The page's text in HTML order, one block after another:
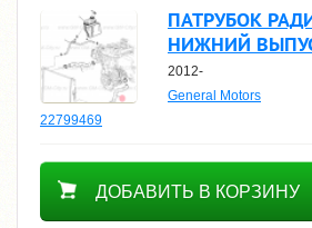
ПАТРУБОК
НИЖНИЙ
2012-
General Motors
22799469
Уточнить цену
ДОБАВИТЬ В КОРЗИНУ